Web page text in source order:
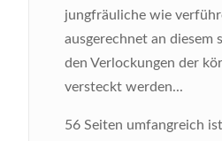
jungfräuliche wie
ausgerechnet an diesem
den Verlockungen der
versteckt werden...
56 Seiten umfangreich